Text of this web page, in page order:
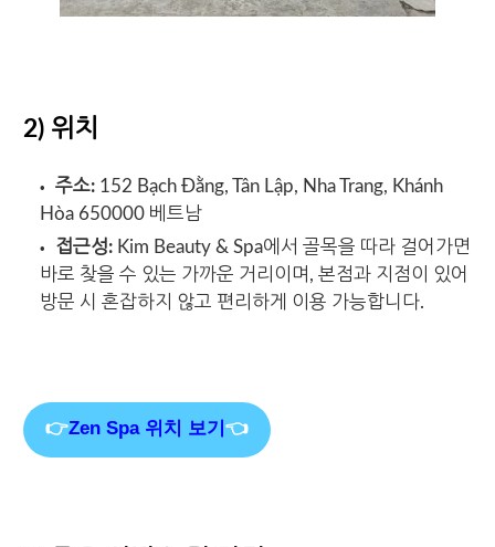
2) 위치
주소: 152 Bạch Đằng, Tân Lập, Nha Trang, Khánh
Hòa 650000 베트남
접근성: Kim Beauty & Spa에서 골목을 따라 걸어가면
바로 찾을 수 있는 가까운 거리이며, 본점과 지점이 있어
방문 시 혼잡하지 않고 편리하게 이용 가능합니다.
👉Zen Spa 위치 보기 👈